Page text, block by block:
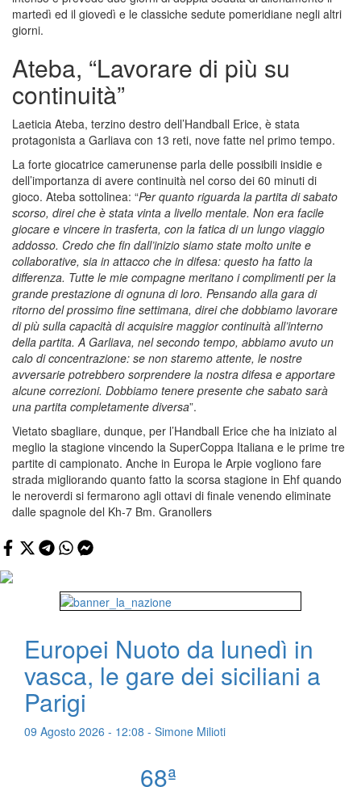
martedì ed il giovedì e le classiche sedute pomeridiane negli altri
giorni.
Ateba, “Lavorare di più su
continuità”
Laeticia Ateba, terzino destro dell’Handball Erice, è stata
protagonista a Garliava con 13 reti, nove fatte nel primo tempo.
La forte giocatrice camerunense parla delle possibili insidie e
dell’importanza di avere continuità nel corso dei 60 minuti di
gioco. Ateba sottolinea: “Per quanto riguarda la partita di sabato
scorso, direi che è stata vinta a livello mentale. Non era facile
giocare e vincere in trasferta, con la fatica di un lungo viaggio
addosso. Credo che fin dall’inizio siamo state molto unite e
collaborative, sia in attacco che in difesa: questo ha fatto la
differenza. Tutte le mie compagne meritano i complimenti per la
grande prestazione di ognuna di loro. Pensando alla gara di
ritorno del prossimo fine settimana, direi che dobbiamo lavorare
di più sulla capacità di acquisire maggior continuità all’interno
della partita. A Garliava, nel secondo tempo, abbiamo avuto un
calo di concentrazione: se non staremo attente, le nostre
avversarie potrebbero sorprendere la nostra difesa e apportare
alcune correzioni. Dobbiamo tenere presente che sabato sarà
una partita completamente diversa”.
Vietato sbagliare, dunque, per l’Handball Erice che ha iniziato al
meglio la stagione vincendo la SuperCoppa Italiana e le prime tre
partite di campionato. Anche in Europa le Arpie vogliono fare
strada migliorando quanto fatto la scorsa stagione in Ehf quando
le neroverdi si fermarono agli ottavi di finale venendo eliminate
dalle spagnole del Kh-7 Bm. Granollers
Europei Nuoto da lunedì in
vasca, le gare dei siciliani a
Parigi
09 Agosto 2026 - 12:08 - Simone Milioti
68ª